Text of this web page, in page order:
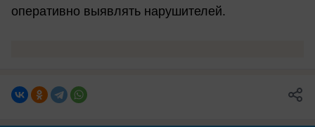
оперативно выявлять нарушителей.